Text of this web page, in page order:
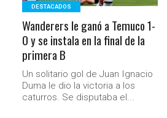
DESTACADOS
Wanderers le ganó a Temuco 1-
0 y se instala en la final de la
primera B
Un solitario gol de Juan Ignacio
Duma le dio la victoria a los
caturros. Se disputaba el...